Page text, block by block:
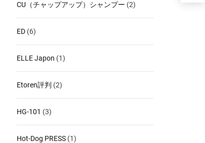
CU（チャップアップ）シャンプー (2)
ED (6)
ELLE Japon (1)
Etoren評判 (2)
HG-101 (3)
Hot-Dog PRESS (1)